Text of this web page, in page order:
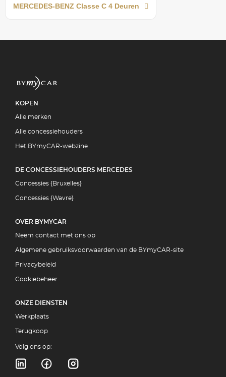
MERCEDES-BENZ Classe C 4 Deuren
KOPEN
Alle merken
Alle concessiehouders
Het BYmyCAR-webzine
DE CONCESSIEHOUDERS MERCEDES
Concessies {Bruxelles}
Concessies {Wavre}
OVER BYMYCAR
Neem contact met ons op
Algemene gebruiksvoorwaarden van de BYmyCAR-site
Privacybeleid
Cookiebeheer
ONZE DIENSTEN
Werkplaats
Terugkoop
Volg ons op: